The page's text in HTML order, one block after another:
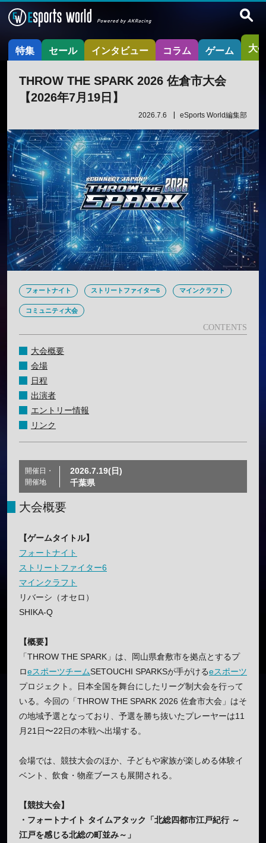
特集 セール インタビュー コラム ゲーム 大
THROW THE SPARK 2026 佐倉市大会
【2026年7月19日】
2026.7.6 eSports World編集部
フォートナイト ストリートファイター6 マインクラフト
コミュニティ大会
大会概要
会場
日程
出演者
エントリー情報
リンク
開催日・
開催地
2026.7.19(日)
千葉県
大会概要
【ゲームタイトル】
フォートナイト
ストリートファイター6
マインクラフト
リバーシ（オセロ）
SHIKA-Q
【概要】
「THROW THE SPARK」は、岡山県倉敷市を拠点とするプ
ロeスポーツチームSETOUCHI SPARKSが手がけるeスポーツ
プロジェクト。日本全国を舞台にしたリーグ制大会を行って
いる。今回の「THROW THE SPARK 2026 佐倉市大会」はそ
の地域予選となっており、予選を勝ち抜いたプレーヤーは11
月21日〜22日の本戦へ出場する。
会場では、競技大会のほか、子どもや家族が楽しめる体験イ
ベント、飲食・物産ブースも展開される。
【競技大会】
・フォートナイト タイムアタック「北総四都市江戸紀行 ～
江戸を感じる北総の町並み～」